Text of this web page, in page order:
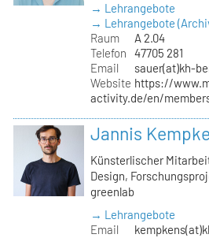
→ Lehrangebote
→ Lehrangebote
Raum
A 2.04
Telefon
47705 281
Email
sauer(at)kh-
Website https://
activity.de/en/
Jannis
Künsterlischer
Design,
greenlab
→ Lehrangebote
Email